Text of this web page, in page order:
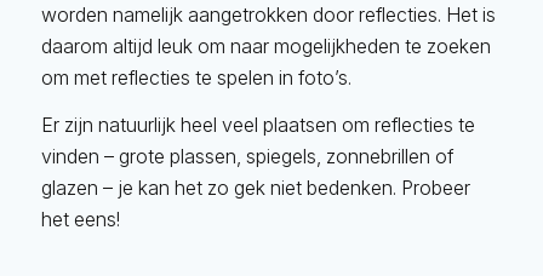
worden namelijk aangetrokken door reflecties. Het is
daarom altijd leuk om naar mogelijkheden te zoeken
om met reflecties te spelen in foto’s.
Er zijn natuurlijk heel veel plaatsen om reflecties te
vinden – grote plassen, spiegels, zonnebrillen of
glazen – je kan het zo gek niet bedenken. Probeer
het eens!